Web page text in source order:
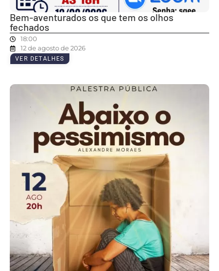
Bem-aventurados os que tem os olhos
fechados
18:00
12 de agosto de 2026
VER DETALHES